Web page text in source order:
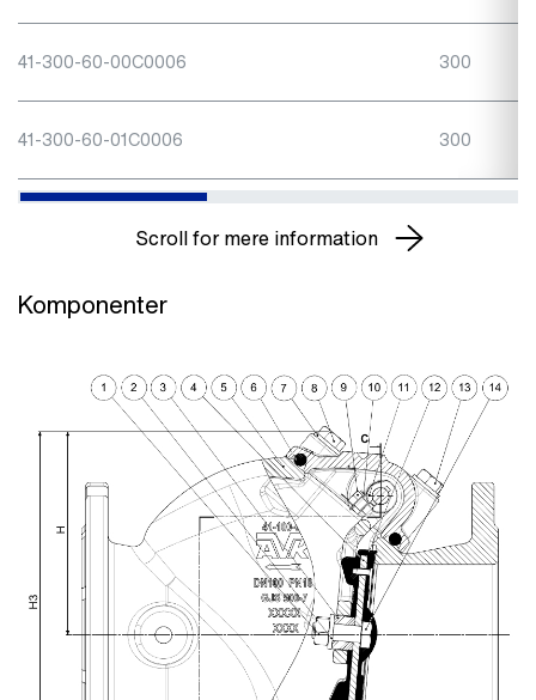
41-300-60-00C0006 300
41-300-60-01C0006 300
Scroll for mere information
Komponenter